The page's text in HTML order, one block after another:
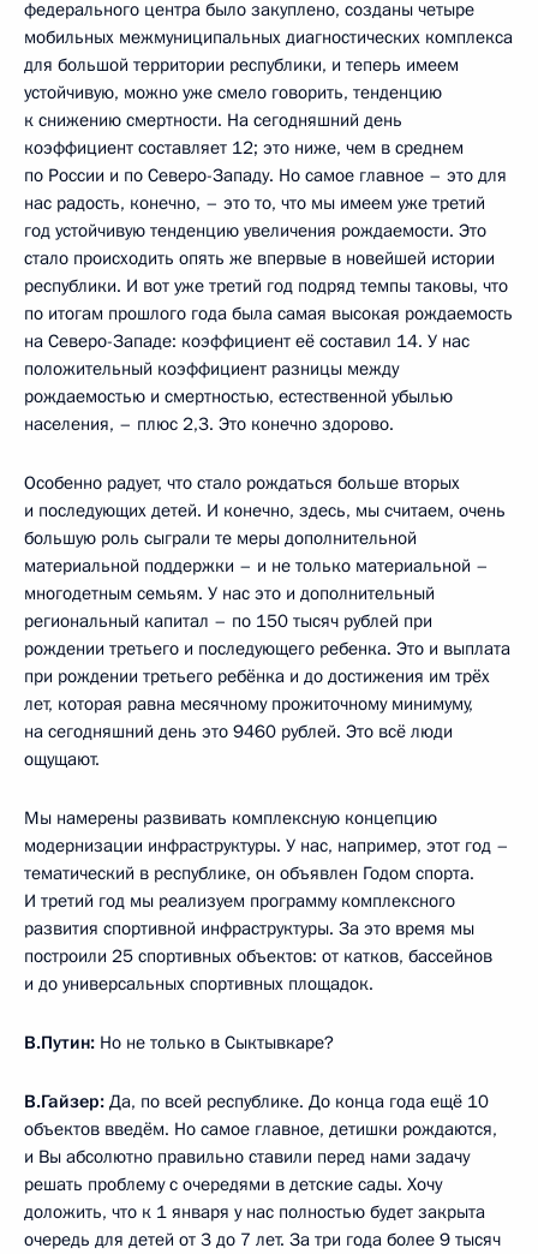
федерального центра было закуплено, созданы четыре
мобильных межмуниципальных диагностических комплекса
для большой территории республики, и теперь имеем
устойчивую, можно уже смело говорить, тенденцию
к снижению смертности. На сегодняшний день
коэффициент составляет 12; это ниже, чем в среднем
по России и по Северо-Западу. Но самое главное – это для
нас радость, конечно, – это то, что мы имеем уже третий
год устойчивую тенденцию увеличения рождаемости. Это
стало происходить опять же впервые в новейшей истории
республики. И вот уже третий год подряд темпы таковы, что
по итогам прошлого года была самая высокая рождаемость
на Северо-Западе: коэффициент её составил 14. У нас
положительный коэффициент разницы между
рождаемостью и смертностью, естественной убылью
населения, – плюс 2,3. Это конечно здорово.
Особенно радует, что стало рождаться больше вторых
и последующих детей. И конечно, здесь, мы считаем, очень
большую роль сыграли те меры дополнительной
материальной поддержки – и не только материальной –
многодетным семьям. У нас это и дополнительный
региональный капитал – по 150 тысяч рублей при
рождении третьего и последующего ребенка. Это и выплата
при рождении третьего ребёнка и до достижения им трёх
лет, которая равна месячному прожиточному минимуму,
на сегодняшний день это 9460 рублей. Это всё люди
ощущают.
Мы намерены развивать комплексную концепцию
модернизации инфраструктуры. У нас, например, этот год –
тематический в республике, он объявлен Годом спорта.
И третий год мы реализуем программу комплексного
развития спортивной инфраструктуры. За это время мы
построили 25 спортивных объектов: от катков, бассейнов
и до универсальных спортивных площадок.
В.Путин: Но не только в Сыктывкаре?
В.Гайзер: Да, по всей республике. До конца года ещё 10
объектов введём. Но самое главное, детишки рождаются,
и Вы абсолютно правильно ставили перед нами задачу
решать проблему с очередями в детские сады. Хочу
доложить, что к 1 января у нас полностью будет закрыта
очередь для детей от 3 до 7 лет. За три года более 9 тысяч